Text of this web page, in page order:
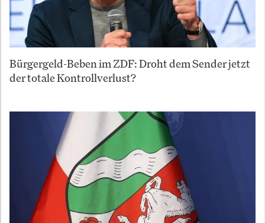
Bürgergeld-Beben im ZDF: Droht dem Sender jetzt
der totale Kontrollverlust?